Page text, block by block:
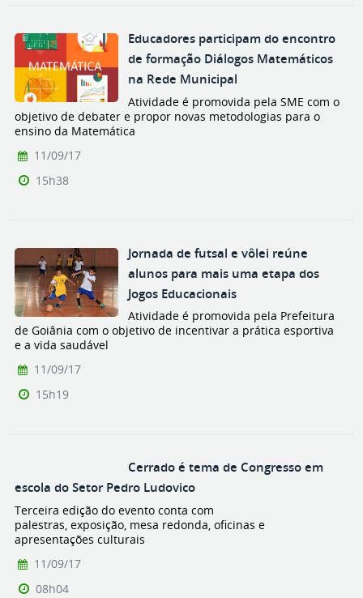
Educadores participam do encontro
de formação Diálogos Matemáticos
na Rede Municipal
Atividade é promovida pela SME com o
objetivo de debater e propor novas metodologias para o
ensino da Matemática
11/09/17
15h38
Jornada de futsal e vôlei reúne
alunos para mais uma etapa dos
Jogos Educacionais
Atividade é promovida pela Prefeitura
de Goiânia com o objetivo de incentivar a prática esportiva
e a vida saudável
11/09/17
15h19
Cerrado é tema de Congresso em
escola do Setor Pedro Ludovico
Terceira edição do evento conta com
palestras, exposição, mesa redonda, oficinas e
apresentações culturais
11/09/17
08h04